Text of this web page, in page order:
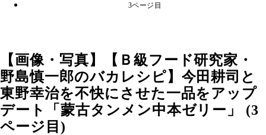
3ページ目
【画像・写真】【Ｂ級フード研究家・
野島慎一郎のバカレシピ】今田耕司と
東野幸治を不快にさせた一品をアップ
デート「蒙古タンメン中本ゼリー」 (3
ページ目)